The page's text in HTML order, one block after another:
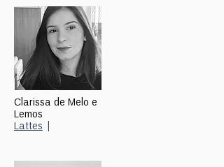
Clarissa de Melo e
Lemos
Lattes